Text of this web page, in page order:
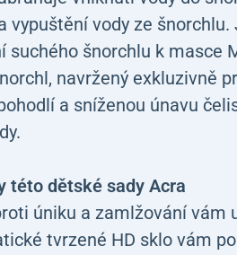
vypuštění vody ze
suchého šnorchlu k masce
navržený exkluzivně
a sníženou únavu
této dětské sady Acra
úniku a zamlžování vám
tvrzené HD sklo vám